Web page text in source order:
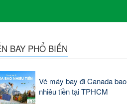
BAY PHỔ BIẾN
Vé máy bay đi Canada bao
nhiêu tiền tại TPHCM